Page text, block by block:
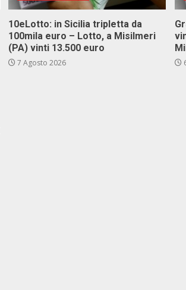
10eLotto: in Sicilia tripletta da
100mila euro – Lotto, a Misilmeri
(PA) vinti 13.500 euro
7 Agosto 2026